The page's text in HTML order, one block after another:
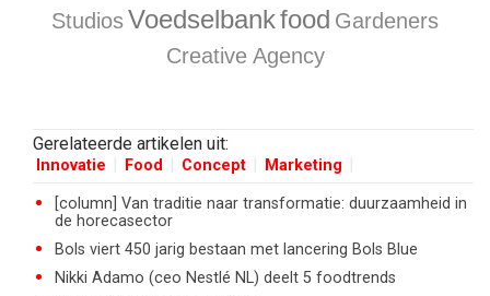
StudiosVoedselbankfood Gardeners
Creative Agency
Gerelateerde artikelen uit:
Innovatie Food Concept Marketing
[column] Van traditie naar transformatie: duurzaamheid in
de horecasector
Bols viert 450 jarig bestaan met lancering Bols Blue
Nikki Adamo (ceo Nestlé NL) deelt 5 foodtrends